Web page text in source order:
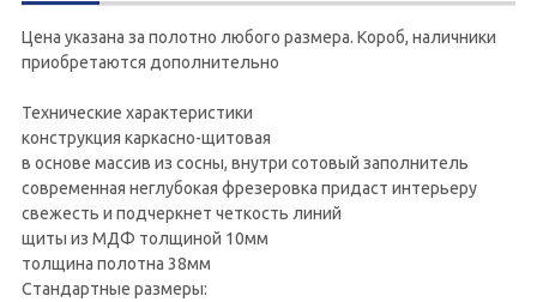
Цена указана за полотно любого размера. Короб, наличники
приобретаются дополнительно
Технические характеристики
конструкция каркасно-щитовая
в основе массив из сосны, внутри сотовый заполнитель
современная неглубокая фрезеровка придаст интерьеру
свежесть и подчеркнет четкость линий
щиты из МДФ толщиной 10мм
толщина полотна 38мм
Стандартные размеры: